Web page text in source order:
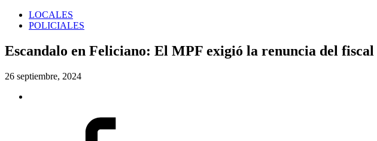
LOCALES
POLICIALES
Escandalo en Feliciano: El MPF exigió la renuncia del
26 septiembre, 2024